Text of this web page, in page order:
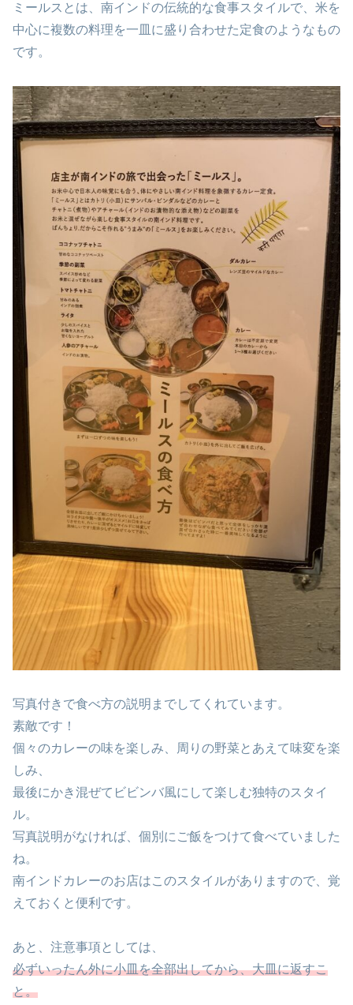
ミールスとは、南インドの伝統的な食事スタイルで、米を
中心に複数の料理を一皿に盛り合わせた定食のようなもの
です。
写真付きで食べ方の説明までしてくれています。
素敵です！
個々のカレーの味を楽しみ、周りの野菜とあえて味変を楽
しみ、
最後にかき混ぜてビビンバ風にして楽しむ独特のスタイ
ル。
写真説明がなければ、個別にご飯をつけて食べていました
ね。
南インドカレーのお店はこのスタイルがありますので、覚
えておくと便利です。
あと、注意事項としては、
必ずいったん外に小皿を全部出してから、大皿に返すこ
と。